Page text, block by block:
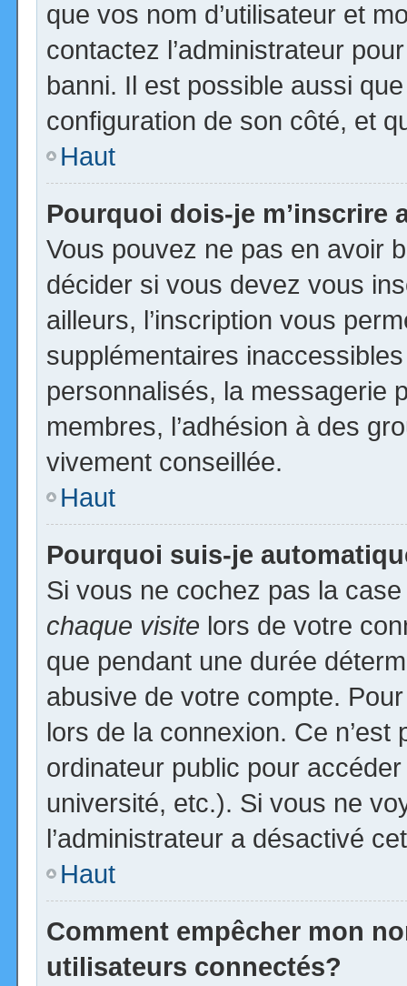
que vos nom d’utilisateur et
contactez l’administrateur
banni. Il est possible aussi
configuration de son côté, et
Haut
Pourquoi dois-je m’inscrire
Vous pouvez ne pas en avoir
décider si vous devez vous
ailleurs, l’inscription vous
supplémentaires
personnalisés, la messagerie
membres, l’adhésion à des
vivement conseillée.
Haut
Pourquoi suis-je
Si vous ne cochez pas la
chaque visite lors de votre
que pendant une durée
abusive de votre compte.
lors de la connexion. Ce
ordinateur public pour
université, etc.). Si vous ne
l’administrateur a désactivé
Haut
Comment empêcher mon
utilisateurs connectés?